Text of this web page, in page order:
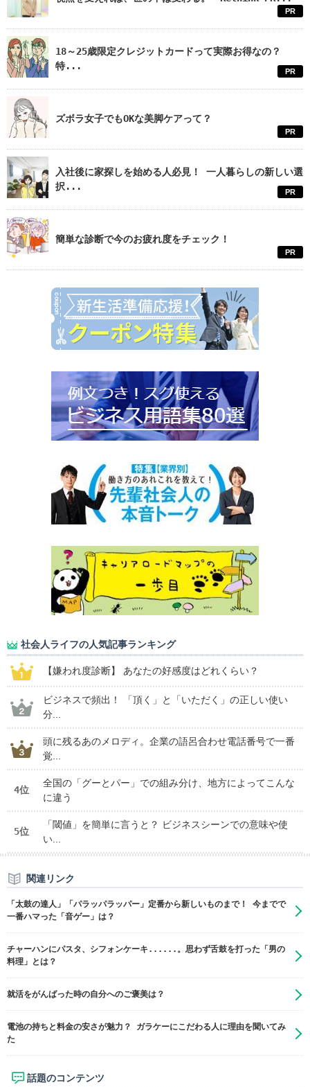
PR
18～25歳限定クレジットカードって実際お得なの？
特...
PR
ズボラ女子でもOKな美脚ケアって？
PR
入社後に家探しを始める人必見！ 一人暮らしの新しい選
択...
PR
簡単な診断で今のお疲れ度をチェック！
PR
社会人ライフの人気記事ランキング
【嫌われ度診断】 あなたの好感度はどれくらい？
ビジネスで頻出！ 「頂く」と「いただく」の正しい使い
分...
頭に残るあのメロディ。企業の語呂合わせ電話番号で一番
覚...
4位
全国の「グーとパー」での組み分け、地方によってこんな
に違う
5位
「閾値」を簡単に言うと？ ビジネスシーンでの意味や使
い...
関連リンク
「太鼓の達人」「パラッパラッパー」定番から新しいものまで！ 今までで
一番ハマった「音ゲー」は？
チャーハンにパスタ、シフォンケーキ......。思わず舌鼓を打った「男の
料理」とは？
就活をがんばった時の自分へのご褒美は？
電池の持ちと料金の安さが魅力？ ガラケーにこだわる人に理由を聞いてみ
た
話題のコンテンツ